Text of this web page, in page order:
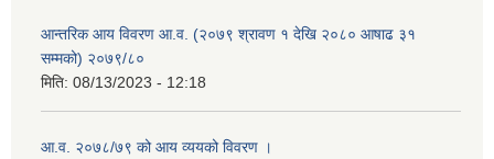
आन्तरिक आय विवरण आ.व. (२०७९ श्रावण १ देखि २०८० आषाढ ३१
सम्मको) २०७९/८०
मिति: 08/13/2023 - 12:18
आ.व. २०७८/७९ को आय व्ययको विवरण ।